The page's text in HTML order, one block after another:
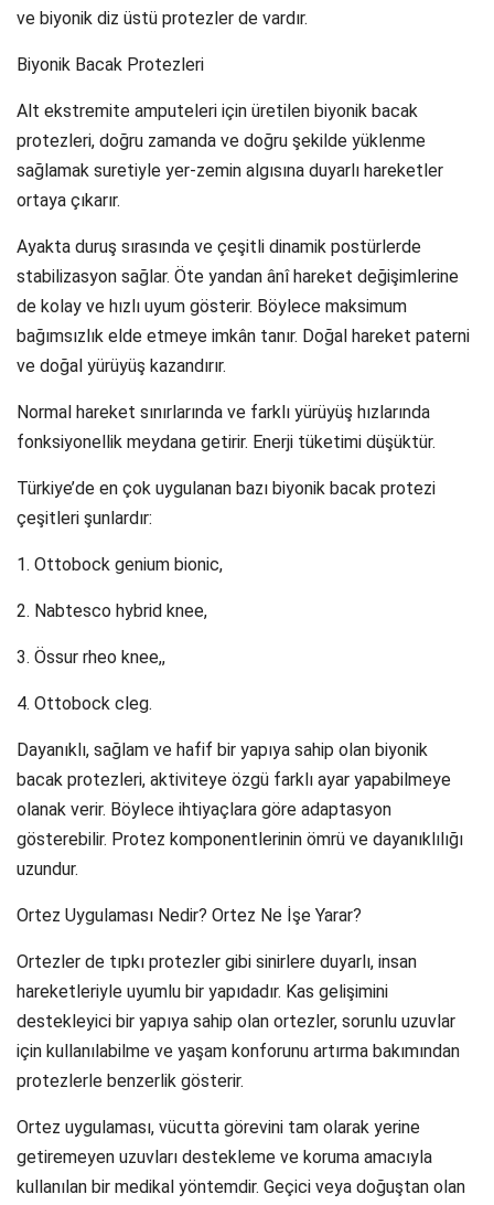
ve biyonik diz üstü protezler de vardır.
Biyonik Bacak Protezleri
Alt ekstremite amputeleri için üretilen biyonik bacak
protezleri, doğru zamanda ve doğru şekilde yüklenme
sağlamak suretiyle yer-zemin algısına duyarlı hareketler
ortaya çıkarır.
Ayakta duruş sırasında ve çeşitli dinamik postürlerde
stabilizasyon sağlar. Öte yandan ânî hareket değişimlerine
de kolay ve hızlı uyum gösterir. Böylece maksimum
bağımsızlık elde etmeye imkân tanır. Doğal hareket paterni
ve doğal yürüyüş kazandırır.
Normal hareket sınırlarında ve farklı yürüyüş hızlarında
fonksiyonellik meydana getirir. Enerji tüketimi düşüktür.
Türkiye’de en çok uygulanan bazı biyonik bacak protezi
çeşitleri şunlardır:
1. Ottobock genium bionic,
2. Nabtesco hybrid knee,
3. Össur rheo knee,,
4. Ottobock cleg.
Dayanıklı, sağlam ve hafif bir yapıya sahip olan biyonik
bacak protezleri, aktiviteye özgü farklı ayar yapabilmeye
olanak verir. Böylece ihtiyaçlara göre adaptasyon
gösterebilir. Protez komponentlerinin ömrü ve dayanıklılığı
uzundur.
Ortez Uygulaması Nedir? Ortez Ne İşe Yarar?
Ortezler de tıpkı protezler gibi sinirlere duyarlı, insan
hareketleriyle uyumlu bir yapıdadır. Kas gelişimini
destekleyici bir yapıya sahip olan ortezler, sorunlu uzuvlar
için kullanılabilme ve yaşam konforunu artırma bakımından
protezlerle benzerlik gösterir.
Ortez uygulaması, vücutta görevini tam olarak yerine
getiremeyen uzuvları destekleme ve koruma amacıyla
kullanılan bir medikal yöntemdir. Geçici veya doğuştan olan